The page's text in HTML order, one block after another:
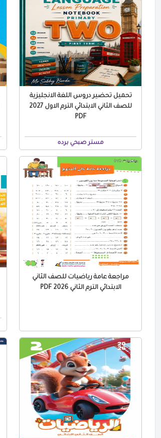
تحميل تحضير دروس اللغة الانجليزية
للصف الثاني الابتدائي الترم الاول 2027
PDF
مستر صبحي برده
مراجعة عامة رياضيات للصف الثاني
الابتدائي الترم الثاني 2026 PDF